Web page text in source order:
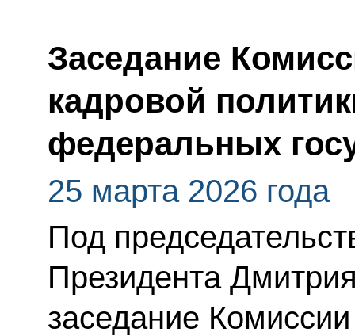
Заседание
кадровой
федеральных
25 марта 2026 года
Под
Президента
заседание